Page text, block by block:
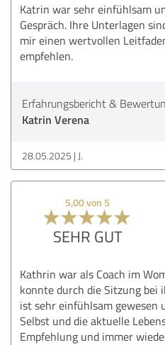
Katrin war sehr einfühlsam
Gespräch. Ihre Unterlagen
mir einen wertvollen
empfehlen.
Erfahrungsbericht &
Katrin Verena
28.05.2025 J.
5,00 von 5
SEHR GUT
Kathrin war als Coach im
konnte durch die Sitzung
ist sehr einfühlsam gewesen
Selbst und die aktuelle
Empfehlung und immer